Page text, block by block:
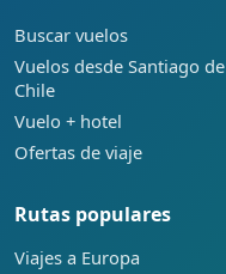
Buscar vuelos
Vuelos desde Santiago de
Chile
Vuelo + hotel
Ofertas de viaje
Rutas populares
Viajes a Europa